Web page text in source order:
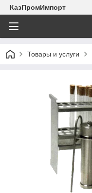
КазПромИмпорт
Товары и услуги